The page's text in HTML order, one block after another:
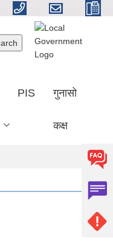
PIS गुनासो
कक्ष